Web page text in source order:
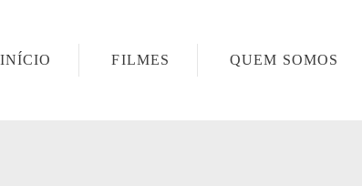
INÍCIO FILMES QUEM SOMOS